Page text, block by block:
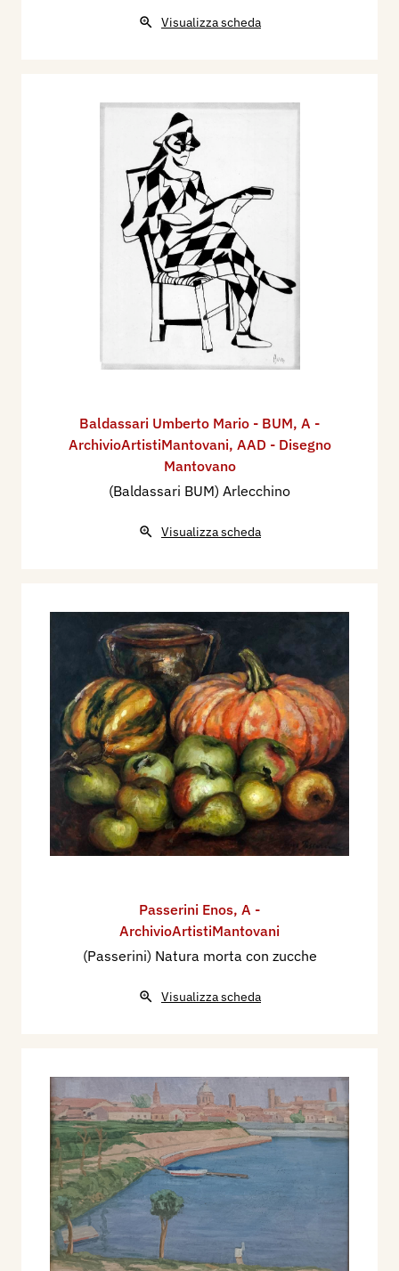
Visualizza scheda
Baldassari Umberto Mario - BUM, A -
ArchivioArtistiMantovani, AAD - Disegno
Mantovano
(Baldassari BUM) Arlecchino
Visualizza scheda
Passerini Enos, A -
ArchivioArtistiMantovani
(Passerini) Natura morta con zucche
Visualizza scheda